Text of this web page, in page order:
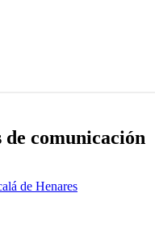
comunicación
de Henares